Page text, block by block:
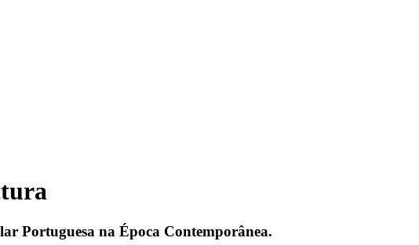
Portuguesa na Época Contemporânea.